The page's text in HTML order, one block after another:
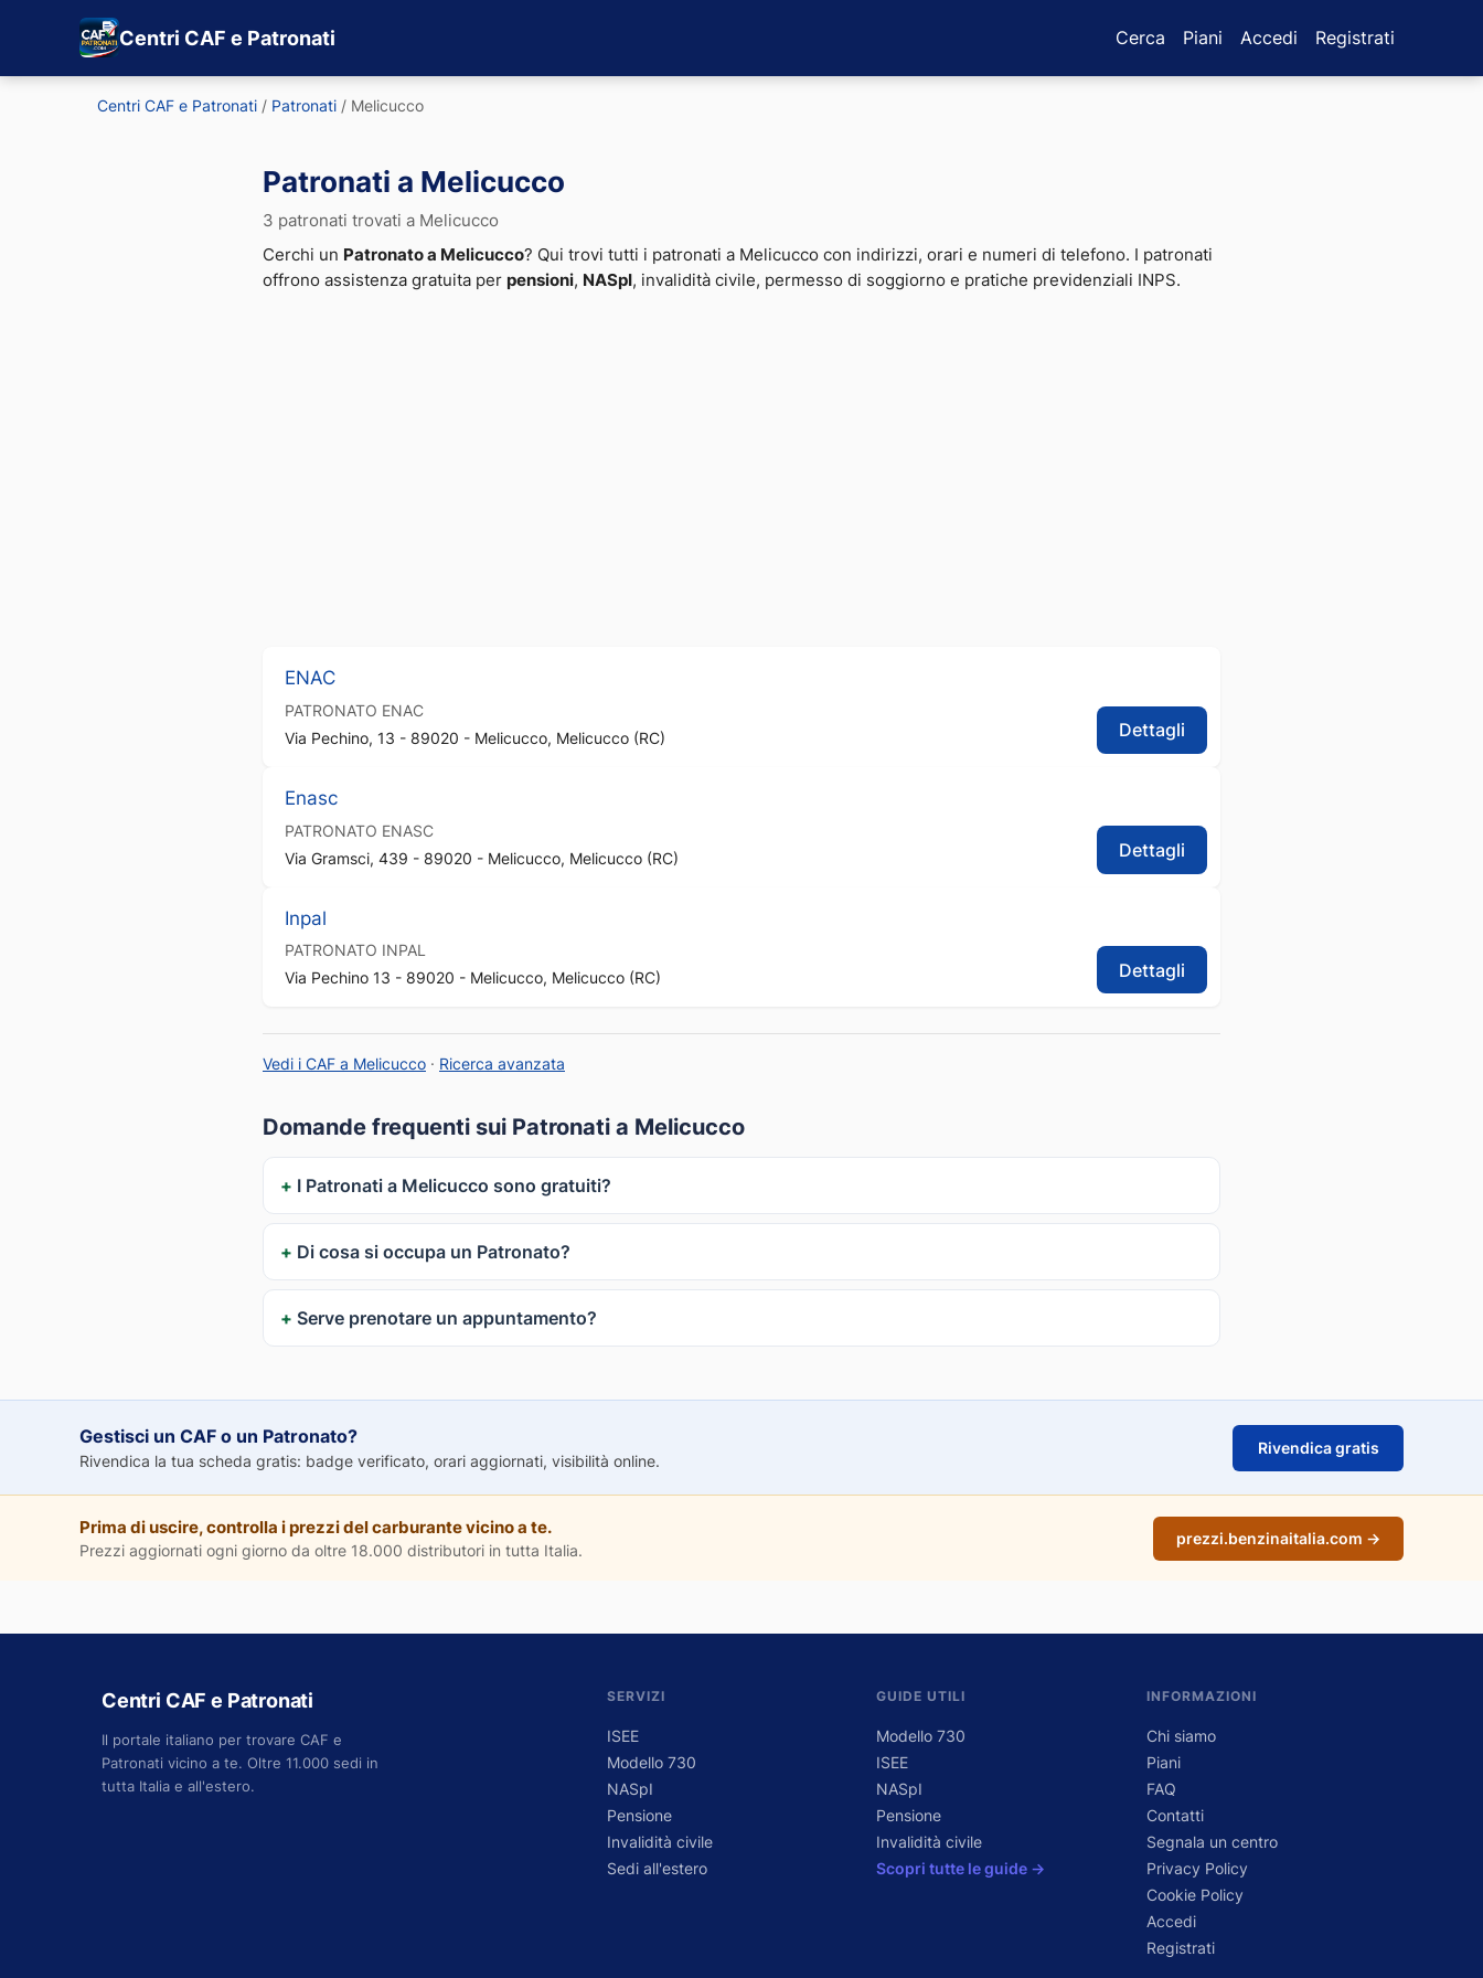
Centri CAF e Patronati Cerca Piani Accedi Registrati
Centri CAF e Patronati / Patronati / Melicucco
Patronati a Melicucco
3 patronati trovati a Melicucco
Cerchi un Patronato a Melicucco? Qui trovi tutti i patronati a Melicucco con indirizzi, orari e numeri di telefono. I patronati
offrono assistenza gratuita per pensioni, NASpI , invalidità civile, permesso di soggiorno e pratiche previdenziali INPS.
ENAC
PATRONATO ENAC
Via Pechino, 13 - 89020 - Melicucco, Melicucco (RC)
Dettagli
Enasc
PATRONATO ENASC
Via Gramsci, 439 - 89020 - Melicucco, Melicucco (RC)
Dettagli
Inpal
PATRONATO INPAL
Via Pechino 13 - 89020 - Melicucco, Melicucco (RC)
Dettagli
Vedi i CAF a Melicucco · Ricerca avanzata
Domande frequenti sui Patronati a Melicucco
I Patronati a Melicucco sono gratuiti?
Di cosa si occupa un Patronato?
Serve prenotare un appuntamento?
Gestisci un CAF o un Patronato?
Rivendica la tua scheda gratis: badge verificato, orari aggiornati, visibilità online.
Rivendica gratis
Prima di uscire, controlla i prezzi del carburante vicino a te.
Prezzi aggiornati ogni giorno da oltre 18.000 distributori in tutta Italia.
prezzi.benzinaitalia.com →
Centri CAF e Patronati
Il portale italiano per trovare CAF e
Patronati vicino a te. Oltre 11.000 sedi in
tutta Italia e all'estero.
SERVIZI
ISEE
Modello 730
NASpI
Pensione
Invalidità civile
Sedi all'estero
GUIDE UTILI
Modello 730
ISEE
NASpI
Pensione
Invalidità civile
Scopri tutte le guide →
INFORMAZIONI
Chi siamo
Piani
FAQ
Contatti
Segnala un centro
Privacy Policy
Cookie Policy
Accedi
Registrati